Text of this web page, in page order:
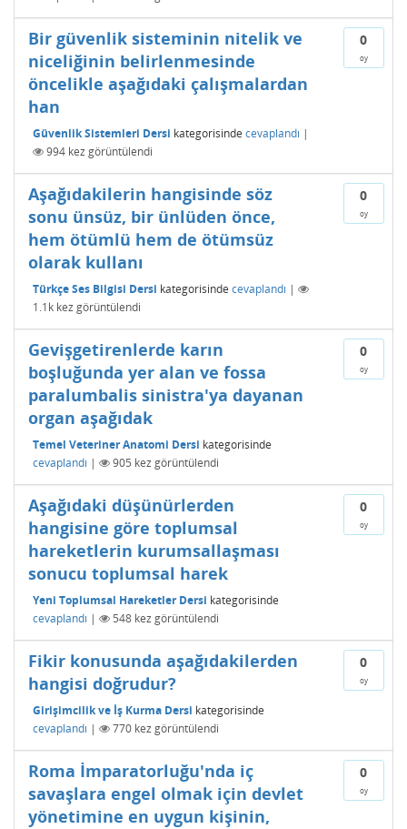
0
oy
Bir güvenlik sisteminin nitelik ve
niceliğinin belirlenmesinde
öncelikle aşağıdaki çalışmalardan
han
Güvenlik Sistemleri Dersi kategorisinde cevaplandı |
994 kez görüntülendi
0
oy
Aşağıdakilerin hangisinde söz
sonu ünsüz, bir ünlüden önce,
hem ötümlü hem de ötümsüz
olarak kullanı
Türkçe Ses Bilgisi Dersi kategorisinde cevaplandı |
1.1k kez görüntülendi
0
oy
Gevişgetirenlerde karın
boşluğunda yer alan ve fossa
paralumbalis sinistra'ya dayanan
organ aşağıdak
Temel Veteriner Anatomi Dersi kategorisinde
cevaplandı | 905 kez görüntülendi
0
oy
Aşağıdaki düşünürlerden
hangisine göre toplumsal
hareketlerin kurumsallaşması
sonucu toplumsal harek
Yeni Toplumsal Hareketler Dersi kategorisinde
cevaplandı | 548 kez görüntülendi
0
oy
Fikir konusunda aşağıdakilerden
hangisi doğrudur?
Girişimcilik ve İş Kurma Dersi kategorisinde
cevaplandı | 770 kez görüntülendi
0
oy
Roma İmparatorluğu'nda iç
savaşlara engel olmak için devlet
yönetimine en uygun kişinin,